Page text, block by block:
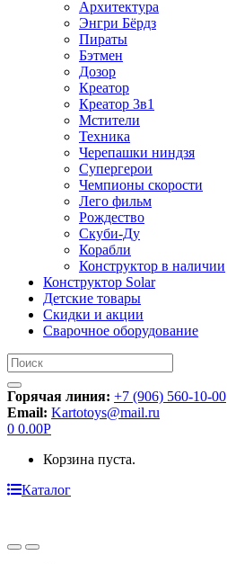
Архитектура
Энгри Бёрдз
Пираты
Бэтмен
Дозор
Креатор
Креатор 3в1
Мстители
Техника
Черепашки ниндзя
Супергерои
Чемпионы скорости
Лего фильм
Рождество
Скуби-Ду
Корабли
Конструктор в наличии
Конструктор Solar
Детские товары
Скидки и акции
Сварочное оборудование
Искать:
Горячая линия: +7 (906) 560-10-00
Email: Kartotoys@mail.ru
0 0.00Р
Корзина пуста.
Каталог